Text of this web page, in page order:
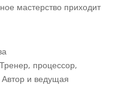
мастерство приходит
Тренер, процессор,
Автор и ведущая